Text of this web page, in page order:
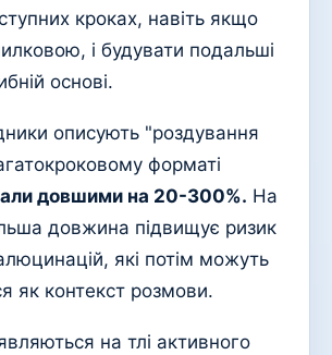
кроках, навіть якщо
і будувати подальші
основі.
описують "роздування
форматі
довшими на 20-300%. На
довжина підвищує ризик
які потім можуть
як контекст розмови.
на тлі активного